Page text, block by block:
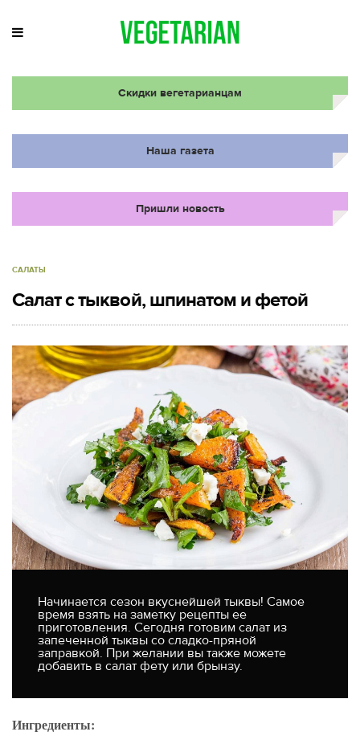
Скидки вегетарианцам
Наша газета
Пришли новость
САЛАТЫ
Салат с тыквой, шпинатом и фетой
Начинается сезон вкуснейшей тыквы! Самое
время взять на заметку рецепты ее
приготовления. Сегодня готовим салат из
запеченной тыквы со сладко-пряной
заправкой. При желании вы также можете
добавить в салат фету или брынзу.
Ингредиенты: